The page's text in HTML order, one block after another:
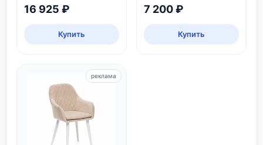
16 925 ₽
Купить
7 200 ₽
Купить
реклама